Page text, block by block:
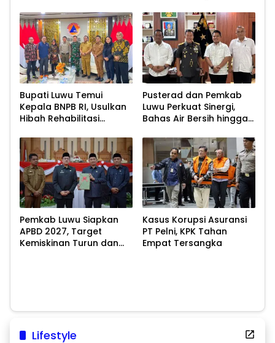
Bupati Luwu Temui
Kepala BNPB RI, Usulkan
Hibah Rehabilitasi
Pusterad dan Pemkab
Luwu Perkuat Sinergi,
Bahas Air Bersih hingga
Pascabencana
Pemkab Luwu Siapkan
APBD 2027, Target
Kemiskinan Turun dan
Kasus Korupsi Asuransi
PT Pelni, KPK Tahan
Empat Tersangka
Lifestyle